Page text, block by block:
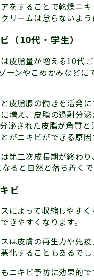
をすることで乾燥ニキ
リームは怠らないよう
（10代・学生）
皮脂量が増える10代
ーンやこめかみなどに
皮脂腺の働きを活発
増え、皮脂の過剰分
泌された皮脂が角質
がニキビができる原因
第二次成長期が終わ
ると自然と落ち着く
ビ
によって収縮しやす
きやすくなります。
は皮膚の再生力や免
化することもあるでし
ニキビ予防に効果的で